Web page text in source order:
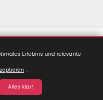
Erlebnis und relevante
.
Alles klar!